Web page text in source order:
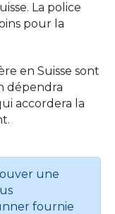
La police
pour la
en Suisse sont
dépendra
accordera la
une
fournie